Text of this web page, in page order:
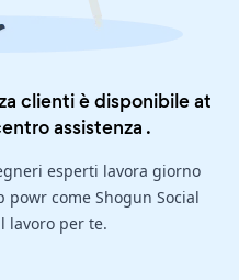
clienti è disponibile at
assistenza .
esperti lavora giorno
come Shogun Social
lavoro per te.